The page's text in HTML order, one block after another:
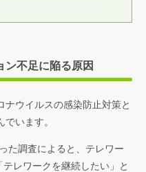
ン不足に陥る原因
ウイルスの感染防止対策と
います。
た調査によると、テレワー
レワークを継続したい」と